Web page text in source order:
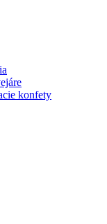
konfety